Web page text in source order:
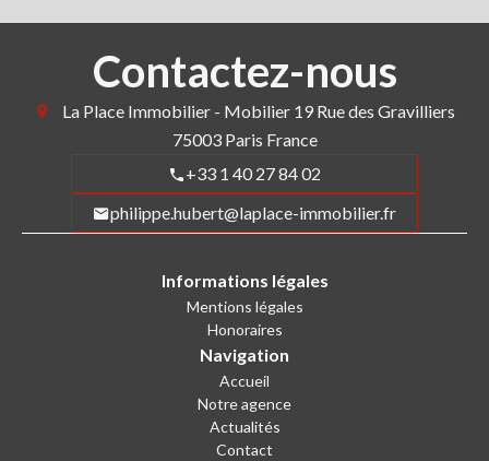
Contactez-nous
La Place Immobilier - Mobilier 19 Rue des Gravilliers
75003Paris France
+33 1 40 27 84 02
philippe.hubert@laplace-immobilier.fr
Informations légales
Mentions légales
Honoraires
Navigation
Accueil
Notre agence
Actualités
Contact